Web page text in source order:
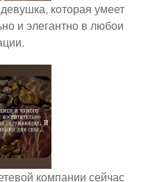
которая умеет
и элегантно в любои
компании сейчас